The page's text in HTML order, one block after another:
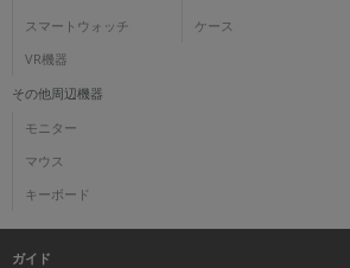
スマートウォッチ
VR機器
ケース
その他周辺機器
モニター
マウス
キーボード
ガイド